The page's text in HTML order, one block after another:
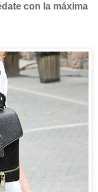
con la máxima